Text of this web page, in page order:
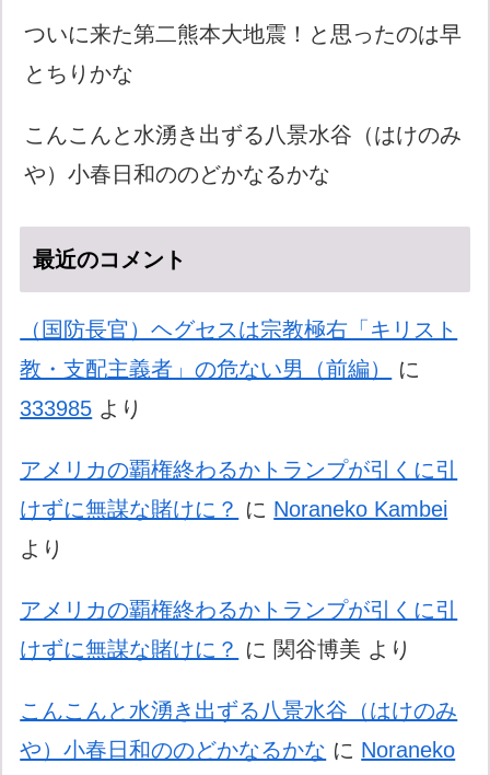
ついに来た第二熊本大地震！と思ったのは早
とちりかな
こんこんと水湧き出ずる八景水谷（はけのみ
や）小春日和ののどかなるかな
最近のコメント
（国防長官）ヘグセスは宗教極右「キリスト
教・支配主義者」の危ない男（前編）
に
333985 より
アメリカの覇権終わるかトランプが引くに引
けずに無謀な賭けに？ に Noraneko Kambei
より
アメリカの覇権終わるかトランプが引くに引
けずに無謀な賭けに？ に 関谷博美 より
こんこんと水湧き出ずる八景水谷（はけのみ
や）小春日和ののどかなるかな に Noraneko